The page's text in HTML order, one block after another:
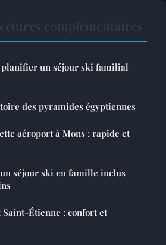
planifier un séjour ski familial
des pyramides égyptiennes
aéroport à Mons : rapide et
séjour ski en famille inclus
Étienne : confort et